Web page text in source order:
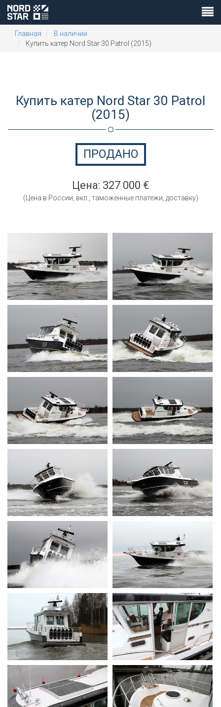
Главная
В наличии
Купить катер Nord Star 30 Patrol (2015)
Купить катер Nord Star 30 Patrol
(2015)
ПРОДАНО
Цена: 327 000 €
(Цена в России, вкл., таможенные платежи, доставку)